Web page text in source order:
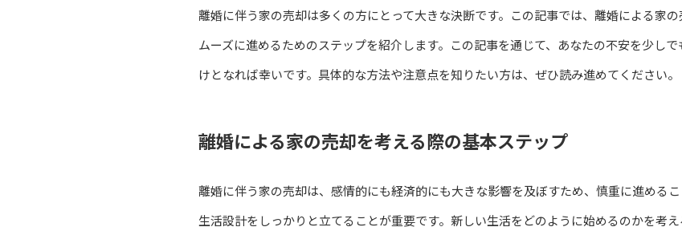
離婚に伴う家の売却は多くの方にとって大きな決断です。この記事では、離婚による家
ムーズに進めるためのステップを紹介します。この記事を通じて、あなたの不安を少し
けとなれば幸いです。具体的な方法や注意点を知りたい方は、ぜひ読み進めてください。
離婚による家の売却を考える際の基本ステップ
離婚に伴う家の売却は、感情的にも経済的にも大きな影響を及ぼすため、慎重に進める
生活設計をしっかりと立てることが重要です。新しい生活をどのように始めるのかを考